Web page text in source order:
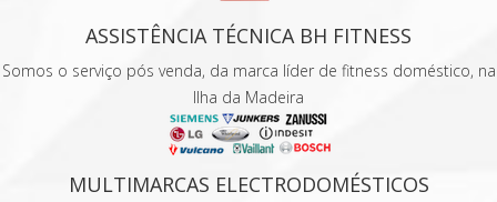
ASSISTÊNCIA TÉCNICA BH FITNESS
Somos o serviço pós venda, da marca líder de fitness doméstico, na
Ilha da Madeira
MULTIMARCAS ELECTRODOMÉSTICOS